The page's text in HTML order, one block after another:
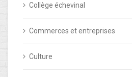
Collège échevinal
Commerces et entreprises
Culture